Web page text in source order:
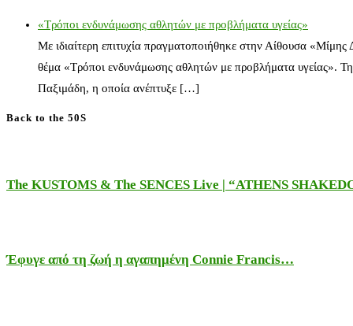
«Τρόποι ενδυνάμωσης αθλητών με προβλήματα υγείας»
Με ιδιαίτερη επιτυχία πραγματοποιήθηκε στην Αίθουσα
θέμα «Τρόποι ενδυνάμωσης αθλητών με προβλήματα υγείας».
Παξιμάδη, η οποία ανέπτυξε […]
Back to the 50S
The KUSTOMS & The SENCES Live | “ATHENS
Έφυγε από τη ζωή η αγαπημένη Connie Francis…